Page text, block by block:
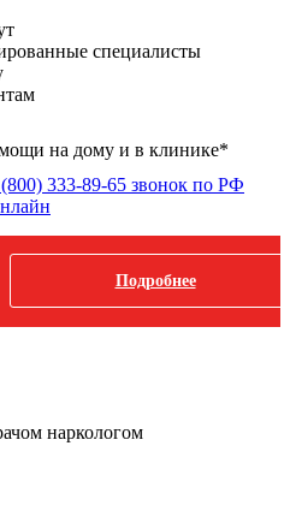
специалисты
на дому и в клинике*
333-89-65 звонок по РФ
Подробнее
наркологом